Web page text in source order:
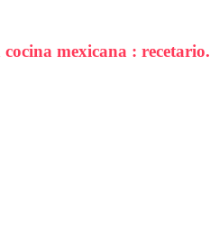
mexicana : recetario.